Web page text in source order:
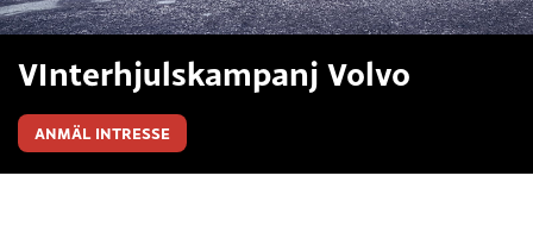
VInterhjulskampanj Volvo
ANMÄL INTRESSE